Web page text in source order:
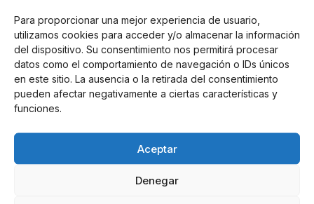
Para proporcionar una mejor experiencia de usuario,
utilizamos cookies para acceder y/o almacenar la información
del dispositivo. Su consentimiento nos permitirá procesar
datos como el comportamiento de navegación o IDs únicos
en este sitio. La ausencia o la retirada del consentimiento
pueden afectar negativamente a ciertas características y
funciones.
Aceptar
Denegar
Es importante tener la cara totalmente limpia sin
ningún residuo de maquillaje, aplicar elácido
hialuronicoen el rostro, haciendo un leve masaje,
deja secar por 30 minutos, y retirar.
Los resultados de esteácido hialuroniconatural,
contra la flacidez no son inmediatos. Sin embargo, se
pueden empezar a notar en pocos días si se aplica a
diario. Se dice que la mejor hora para aplicarla es cada
noche, antes de ir a dormir. Sus compuestos actuarían
a la par con las células que se regeneran durante el